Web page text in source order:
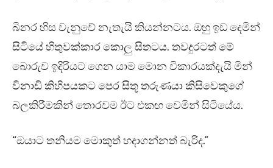
බිනර හිස වැනුවේ නැතැයි කියන්නටය. ඔහු ඉඩ දෙමින්
සිටියේ හිතුවක්කාර කොලු සිතටය. තවදුරටත් මේ
බොරුව ඉදිරියට ගෙන යාම මොන විකාරයක්දැයි මින්
විනාඩි කිහිපයකට පෙර සිතූ තරුණයා කිසිවෙකුගේ
බලකිරීමකින් තොරවම ඊට එකඟ වෙමින් සිටියේය.
“ඔයාට තනියම මොකුත් හදාගන්නත් බැරිද.”